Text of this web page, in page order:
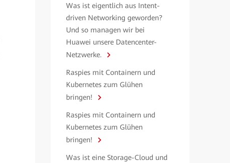
Was ist eigentlich aus Intent-
driven Networking geworden?
Und so managen wir bei
Huawei unsere Datencenter-
Netzwerke.
Raspies mit Containern und
Kubernetes zum Glühen
bringen!
Raspies mit Containern und
Kubernetes zum Glühen
bringen!
Was ist eine Storage-Cloud und